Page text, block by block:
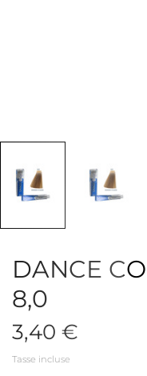
DANCE
8,0
3,40 €
Tasse incluse